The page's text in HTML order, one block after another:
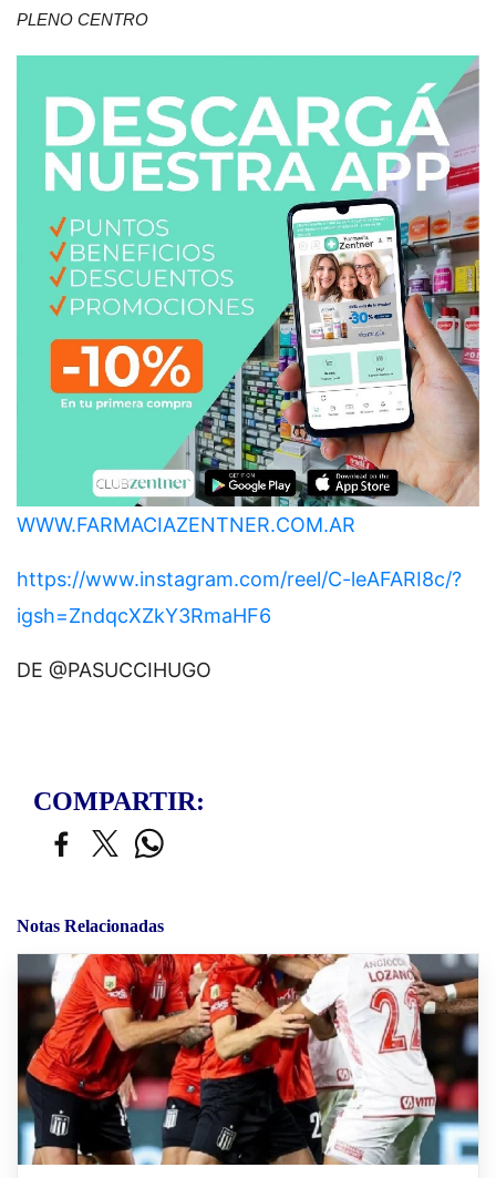
PLENO CENTRO
WWW.FARMACIAZENTNER.COM.AR
https://www.instagram.com/reel/C-leAFARI8c/?
igsh=ZndqcXZkY3RmaHF6
DE @PASUCCIHUGO
COMPARTIR:
Notas Relacionadas